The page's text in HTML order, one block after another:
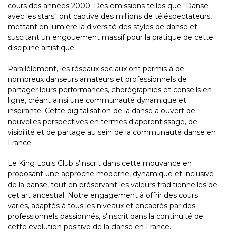
cours des années 2000. Des émissions telles que "Danse
avec les stars" ont captivé des millions de téléspectateurs,
mettant en lumière la diversité des styles de danse et
suscitant un engouement massif pour la pratique de cette
discipline artistique.
Parallèlement, les réseaux sociaux ont permis à de
nombreux danseurs amateurs et professionnels de
partager leurs performances, chorégraphies et conseils en
ligne, créant ainsi une communauté dynamique et
inspirante. Cette digitalisation de la danse a ouvert de
nouvelles perspectives en termes d'apprentissage, de
visibilité et de partage au sein de la communauté danse en
France.
Le King Louis Club s'inscrit dans cette mouvance en
proposant une approche moderne, dynamique et inclusive
de la danse, tout en préservant les valeurs traditionnelles de
cet art ancestral. Notre engagement à offrir des cours
variés, adaptés à tous les niveaux et encadrés par des
professionnels passionnés, s'inscrit dans la continuité de
cette évolution positive de la danse en France.